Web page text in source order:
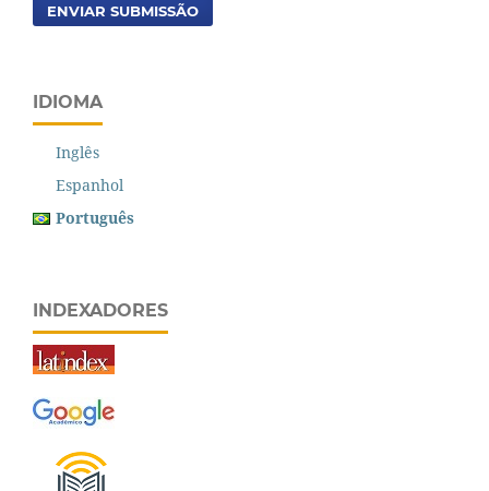
ENVIAR SUBMISSÃO
IDIOMA
Inglês
Espanhol
Português
INDEXADORES